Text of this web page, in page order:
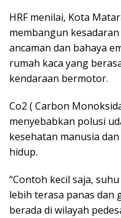
HRF menilai, Kota
membangun
ancaman dan bahaya
rumah kaca yang
kendaraan bermotor.
Co2 ( Carbon
menyebabkan polusi
kesehatan manusia
hidup.
“Contoh kecil saja,
lebih terasa panas dan
berada di wilayah